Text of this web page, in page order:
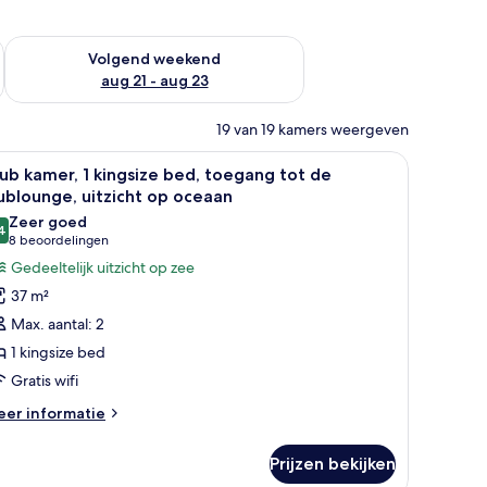
weekend aug 14 - aug 16
Volgend weekend
aug 21 - aug 23
De beschikbaarheid controleren voor volgend weekend aug
19 van 19 kamers weergeven
een ronde tafel en een grote spiegel.Een hotelkamer met een bed, een
11 kamer, 1 kingsize bed, toegang tot de
uitzicht op oceaan
van 10
Zeer goed
8 beoordelingen
(8
beoordelingen)
Gedeeltelijk uitzicht op zee
37 m²
Max. aantal: 2
1 kingsize bed
Gratis wifi
informatie
Prijzen bekijken